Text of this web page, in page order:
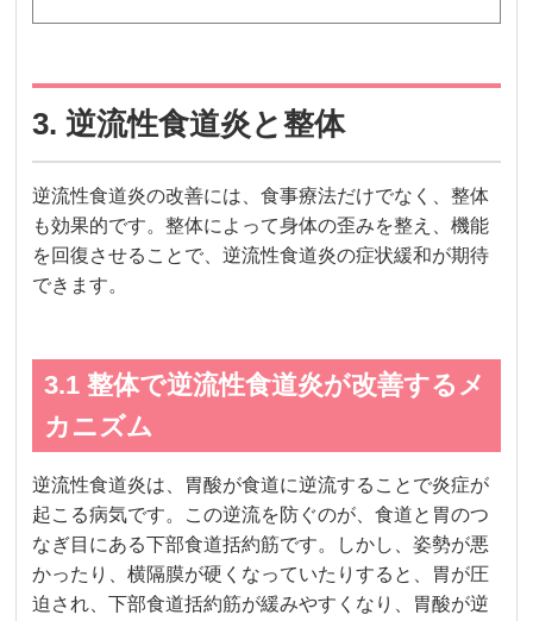
3. 逆流性食道炎と整体
逆流性食道炎の改善には、食事療法だけでなく、整体
も効果的です。整体によって身体の歪みを整え、機能
を回復させることで、逆流性食道炎の症状緩和が期待
できます。
3.1 整体で逆流性食道炎が改善するメ
カニズム
逆流性食道炎は、胃酸が食道に逆流することで炎症が
起こる病気です。この逆流を防ぐのが、食道と胃のつ
なぎ目にある下部食道括約筋です。しかし、姿勢が悪
かったり、横隔膜が硬くなっていたりすると、胃が圧
迫され、下部食道括約筋が緩みやすくなり、胃酸が逆